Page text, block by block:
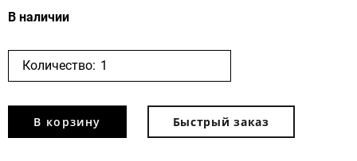
В наличии
Количество:
В корзину Быстрый заказ